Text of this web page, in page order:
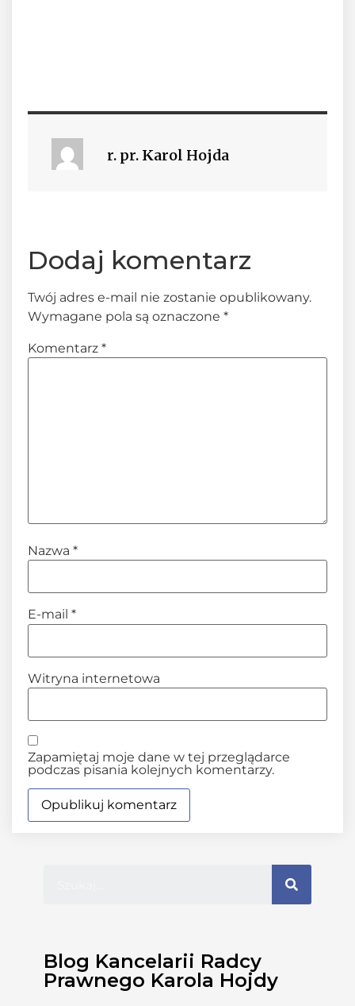
r. pr. Karol Hojda
Dodaj komentarz
Twój adres e-mail nie zostanie opublikowany.
Wymagane pola są oznaczone *
Komentarz *
Nazwa *
E-mail *
Witryna internetowa
Zapamiętaj moje dane w tej przeglądarce
podczas pisania kolejnych komentarzy.
Blog Kancelarii Radcy
Prawnego Karola Hojdy